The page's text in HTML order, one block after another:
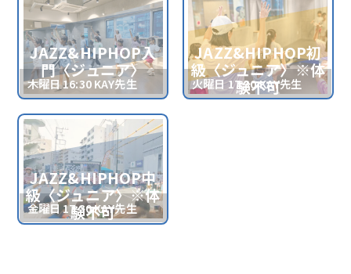
JAZZ&HIPHOP入
門〈ジュニア〉
木曜日 16:30 KAY先生
JAZZ&HIPHOP初
級〈ジュニア〉※体
験不可
火曜日 17:30 KAY先生
JAZZ&HIPHOP中
級〈ジュニア〉※体
験不可
金曜日 17:30 KAY先生